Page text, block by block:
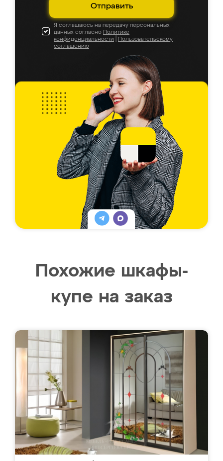
Отправить
Я соглашаюсь на передачу персональных
данных согласно Политике
конфиденциальности
Пользовательскому
соглашению
Похожие шкафы-
купе на заказ